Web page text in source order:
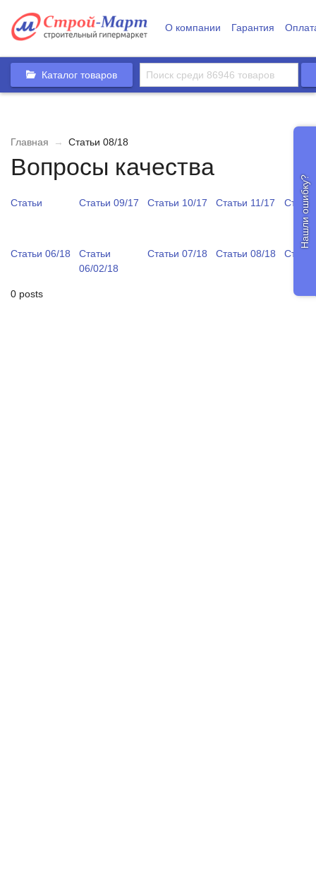
О компании Гарантия
Каталог товаров
Главная → Статьи 08/18
Вопросы качества
Статьи Статьи 09/17 Статьи 10/17 Статьи 11/17
Статьи 06/18
Статьи
06/02/18
Статьи 07/18 Статьи 08/18
0 posts
Нашли ошибку?